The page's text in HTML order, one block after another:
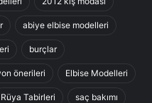
abiye elbise modelleri
burçlar
önerileri Elbise Modelleri
Rüya Tabirleri saç bakımı